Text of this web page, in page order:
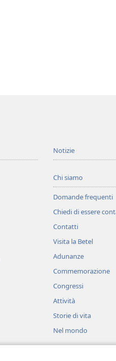
Notizie
Chi siamo
Domande frequenti
Chiedi di essere
Contatti
Visita la Betel
Adunanze
Commemorazione
Congressi
Attività
Storie di vita
Nel mondo